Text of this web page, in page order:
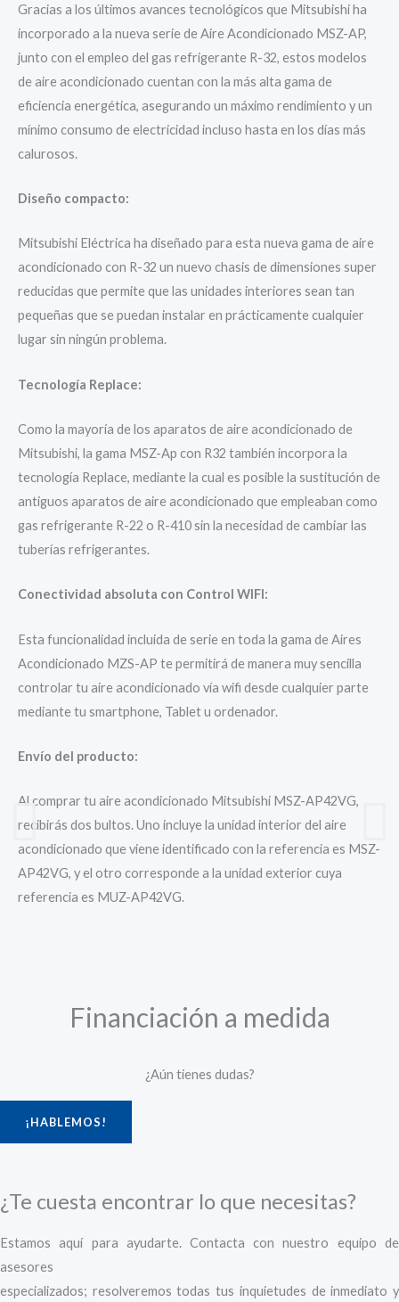
Gracias a los últimos avances tecnológicos que Mitsubishi ha
incorporado a la nueva serie de Aire Acondicionado MSZ-AP,
junto con el empleo del gas refrigerante R-32, estos modelos
de aire acondicionado cuentan con la más alta gama de
eficiencia energética, asegurando un máximo rendimiento y un
mínimo consumo de electricidad incluso hasta en los días más
calurosos.
Diseño compacto:
Mitsubishi Eléctrica ha diseñado para esta nueva gama de aire
acondicionado con R-32 un nuevo chasis de dimensiones super
reducidas que permite que las unidades interiores sean tan
pequeñas que se puedan instalar en prácticamente cualquier
lugar sin ningún problema.
Tecnología Replace:
Como la mayoría de los aparatos de aire acondicionado de
Mitsubishi, la gama MSZ-Ap con R32 también incorpora la
tecnología Replace, mediante la cual es posible la sustitución de
antiguos aparatos de aire acondicionado que empleaban como
gas refrigerante R-22 o R-410 sin la necesidad de cambiar las
tuberías refrigerantes.
Conectividad absoluta con Control WIFI:
Esta funcionalidad incluida de serie en toda la gama de Aires
Acondicionado MZS-AP te permitirá de manera muy sencilla
controlar tu aire acondicionado vía wifi desde cualquier parte
mediante tu smartphone, Tablet u ordenador.
Envío del producto:
Al comprar tu aire acondicionado Mitsubishi MSZ-AP42VG,
recibirás dos bultos. Uno incluye la unidad interior del aire
acondicionado que viene identificado con la referencia es MSZ-
AP42VG, y el otro corresponde a la unidad exterior cuya
referencia es MUZ-AP42VG.
Financiación a medida
¿Aún tienes dudas?
¡HABLEMOS!
¿Te cuesta encontrar lo que necesitas?
Estamos aquí para ayudarte. Contacta con nuestro equipo de
asesores
especializados; resolveremos todas tus inquietudes de inmediato y